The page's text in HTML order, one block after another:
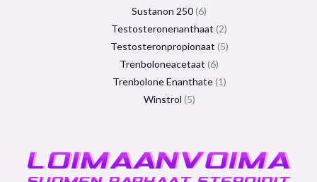
Sustanon 250 6
Testosteronenanthaat 2
Testosteronpropionaat 5
Trenboloneacetaat 6
Trenbolone Enanthate 1
Winstrol 5